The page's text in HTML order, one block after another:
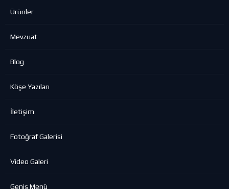
Ürünler
Mevzuat
Blog
Köşe Yazıları
İletişim
Fotoğraf Galerisi
Video Galeri
Geniş Menü